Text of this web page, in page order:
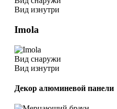
Вид изнутри
Imola
Вид снаружи
Вид изнутри
Декор алюминевой панели